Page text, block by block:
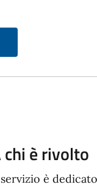
chi è rivolto
è